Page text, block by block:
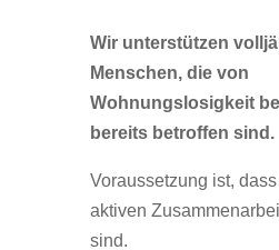
Wir unterstützen
Menschen, die von
Wohnungslosigkeit
bereits betroffen sind.
Voraussetzung ist,
aktiven
sind.